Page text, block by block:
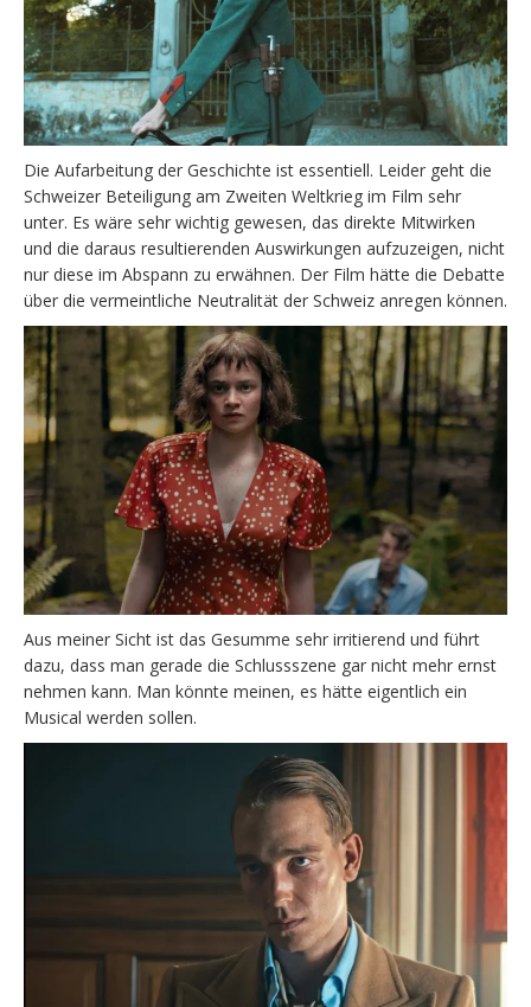
Die Aufarbeitung der Geschichte ist essentiell. Leider geht die
Schweizer Beteiligung am Zweiten Weltkrieg im Film sehr
unter. Es wäre sehr wichtig gewesen, das direkte Mitwirken
und die daraus resultierenden Auswirkungen aufzuzeigen, nicht
nur diese im Abspann zu erwähnen. Der Film hätte die Debatte
über die vermeintliche Neutralität der Schweiz anregen können.
Aus meiner Sicht ist das Gesumme sehr irritierend und führt
dazu, dass man gerade die Schlussszene gar nicht mehr ernst
nehmen kann. Man könnte meinen, es hätte eigentlich ein
Musical werden sollen.